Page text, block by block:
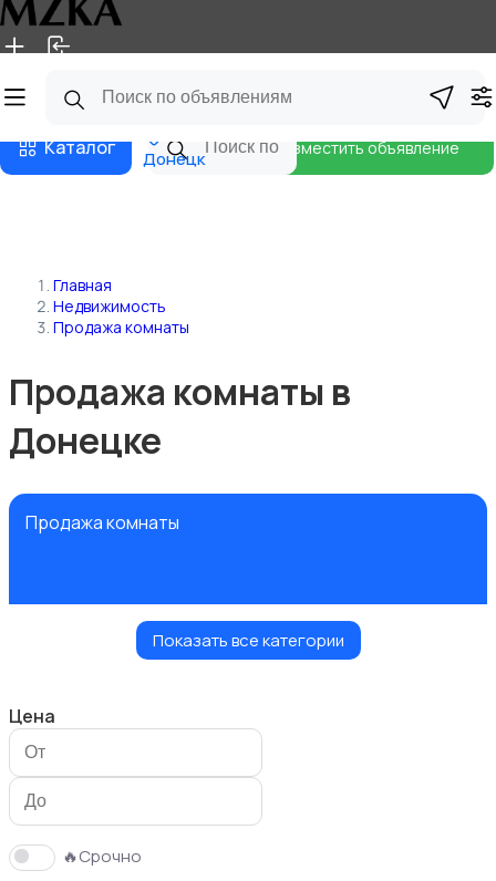
Главная Магазины
Каталог Донецк
Разместить объявление
Главная
Недвижимость
Продажа комнаты
Продажа комнаты в
Донецке
Продажа комнаты
Продажа участка
Показать все категории
Цена
🔥Срочно